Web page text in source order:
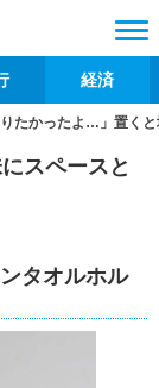
経済
りたかったよ…」置く
スペースと
タオルホル